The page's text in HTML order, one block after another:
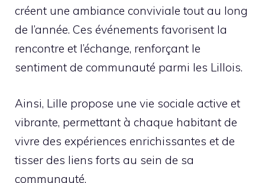
créent une ambiance conviviale tout au long
de l’année. Ces événements favorisent la
rencontre et l’échange, renforçant le
sentiment de communauté parmi les Lillois.
Ainsi, Lille propose une vie sociale active et
vibrante, permettant à chaque habitant de
vivre des expériences enrichissantes et de
tisser des liens forts au sein de sa
communauté.